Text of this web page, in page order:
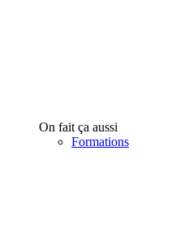
On fait ça aussi
Formations